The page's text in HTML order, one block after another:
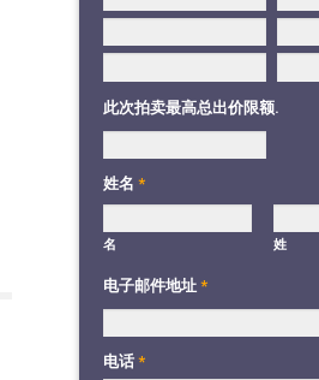
此次拍卖最高总出价限额.
姓名 *
名 姓
电子邮件地址 *
电话 *